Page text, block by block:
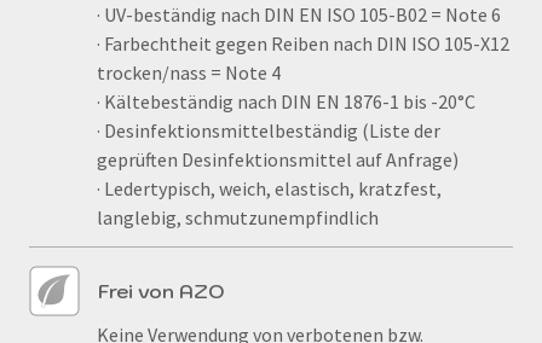
· UV-beständig nach DIN EN ISO 105-B02 = Note 6
· Farbechtheit gegen Reiben nach DIN ISO 105-X12
trocken/nass = Note 4
· Kältebeständig nach DIN EN 1876-1 bis -20°C
· Desinfektionsmittelbeständig (Liste der
geprüften Desinfektionsmittel auf Anfrage)
· Ledertypisch, weich, elastisch, kratzfest,
langlebig, schmutzunempfindlich
Frei von AZO
Keine Verwendung von verbotenen bzw.